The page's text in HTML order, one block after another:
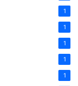
1
1
1
1
1